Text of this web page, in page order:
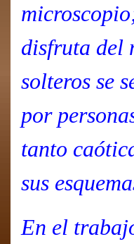
disfruta del
solteros se
por
tanto
sus
En el